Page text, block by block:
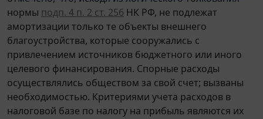
нормы подп. 4 п. 2 ст. 256 НК РФ, не подлежат
амортизации только те объекты внешнего
благоустройства, которые сооружались с
привлечением источников бюджетного или иного
целевого финансирования. Спорные расходы
осуществлялись обществом за свой счет; вызваны
необходимостью. Критериями учета расходов в
налоговой базе по налогу на прибыль являются их